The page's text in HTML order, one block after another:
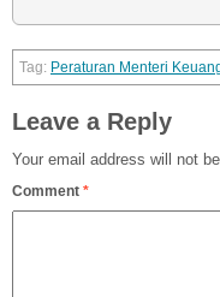
Peraturan Menteri
Leave a Reply
Your email address will not
Comment *